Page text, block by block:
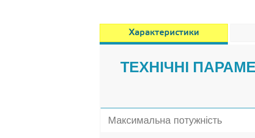
Характеристики
ТЕХНІЧНІ
Максимальна потужність